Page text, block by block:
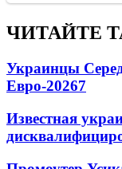
ЧИТАЙТЕ
Украинцы
Евро-20267
Известная